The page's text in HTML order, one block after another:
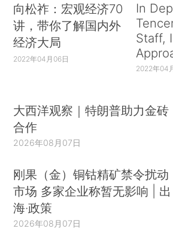
向松祚：宏观经济70
讲，带你了解国内外
经济大局
2022年04月06日
In
Staff,
2022年04
大西洋观察｜特朗普助力金砖
合作
2026年08月07日
刚果（金）铜钴精矿禁令扰动
市场 多家企业称暂无影响 | 出
海·政策
2026年08月07日